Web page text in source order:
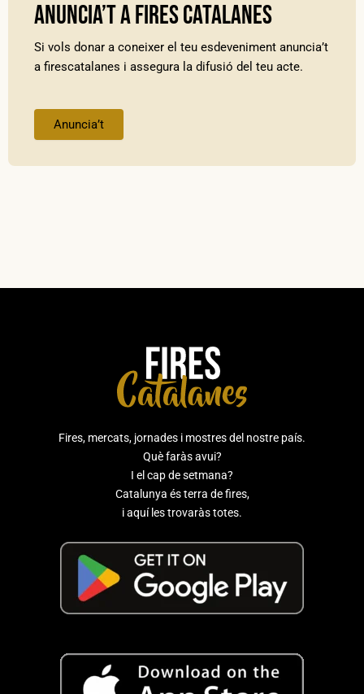
Anuncia’t a Fires Catalanes
Si vols donar a coneixer el teu esdeveniment anuncia’t
a firescatalanes i assegura la difusió del teu acte.
Anuncia’t
Fires, mercats, jornades i mostres del nostre país.
Què faràs avui?
I el cap de setmana?
Catalunya és terra de fires,
i aquí les trovaràs totes.